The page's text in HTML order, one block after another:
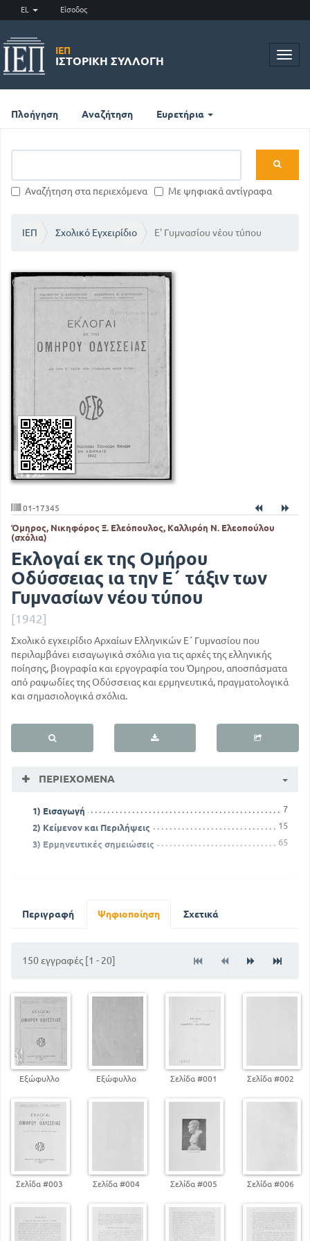
EL Είσοδος
ΙΕΠ
ΙΣΤΟΡΙΚΉ ΣΥΛΛΟΓΉ
Πλοήγηση Αναζήτηση Ευρετήρια
Αναζήτηση στα περιεχόμενα Με ψηφιακά αντίγραφα
ΙΕΠ Σχολικό Εγχειρίδιο Ε' Γυμνασίου νέου τύπου
01-17345
Όμηρος, Νικηφόρος Ξ. Ελεόπουλος, Καλλιρόη Ν. Ελεοπούλου
(σχόλια)
Εκλογαί εκ της Ομήρου
Οδύσσειας ια την Ε΄ τάξιν των
Γυμνασίων νέου τύπου
[1942]
Σχολικό εγχειρίδιο Αρχαίων Ελληνικών Ε΄ Γυμνασίου που
περιλαμβάνει εισαγωγικά σχόλια για τις αρχές της ελληνικής
ποίησης, βιογραφία και εργογραφία του Όμηρου, αποσπάσματα
από ραψωδίες της Οδύσσειας και ερμηνευτικά, πραγματολογικά
και σημασιολογικά σχόλια.
ΠΕΡΙΕΧΌΜΕΝΑ
1) Εισαγωγή
7
2) Κείμενον και Περιλήψεις
15
3) Ερμηνευτικές σημειώσεις
65
Περιγραφή Ψηφιοποίηση Σχετικά
150 εγγραφές [1 - 20]
Εξώφυλλο Εξώφυλλο Σελίδα #001 Σελίδα #002
Σελίδα #003 Σελίδα #004 Σελίδα #005 Σελίδα #006